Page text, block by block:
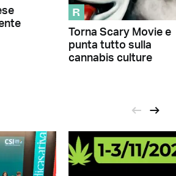
R
Torna Scary Movie e
punta tutto sulla
cannabis culture